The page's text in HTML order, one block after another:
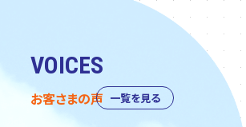
VOICES
お客さまの声 一覧を見る